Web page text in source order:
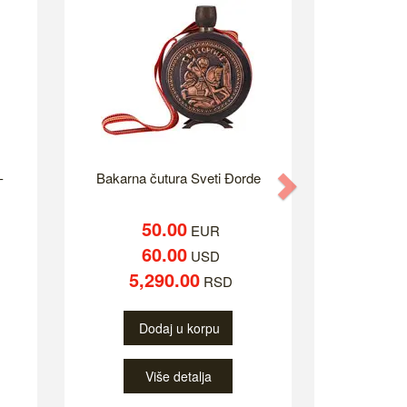
Bakarna čutura Sveti Đorde
50.00EUR
60.00USD
5,290.00RSD
Dodaj u korpu
Više detalja